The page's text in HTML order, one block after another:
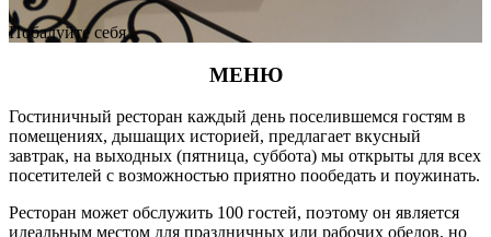
Побалуйте себя
МЕНЮ
Гостиничный ресторан каждый день поселившемся гостям в
помещениях, дышащих историей, предлагает вкусный
завтрак, на выходных (пятница, суббота) мы открыты для всех
посетителей с возможностью приятно пообедать и поужинать.
Ресторан может обслужить 100 гостей, поэтому он является
идеальным местом для праздничных или рабочих обедов, но